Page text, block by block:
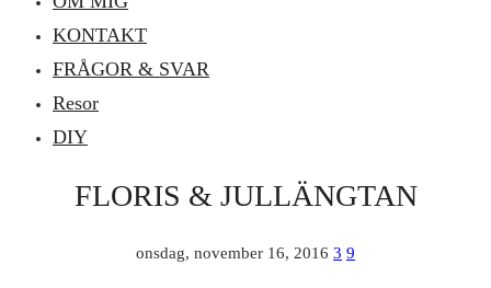
KONTAKT
FRÅGOR & SVAR
Resor
DIY
FLORIS & JULLÄNGTAN
onsdag, november 16, 2016 3 9